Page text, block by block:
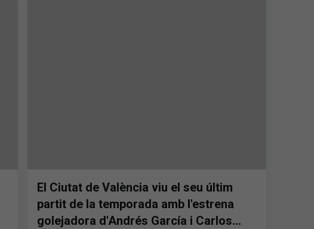
El Ciutat de València viu el seu últim
partit de la temporada amb l'estrena
golejadora d'Andrés García i Carlos